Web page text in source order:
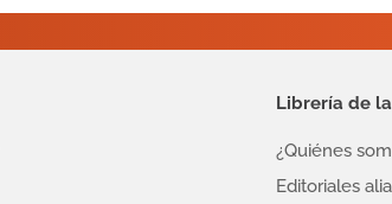
Librería de
¿Quiénes
Editoriales